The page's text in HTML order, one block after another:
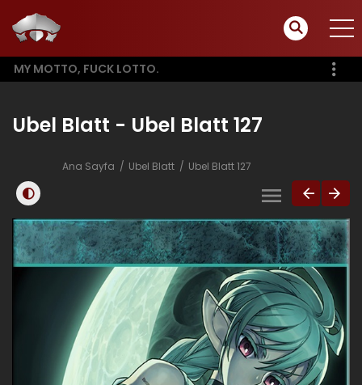
MY MOTTO, FUCK LOTTO.
Ubel Blatt - Ubel Blatt 127
Ana Sayfa Ubel Blatt Ubel Blatt 127